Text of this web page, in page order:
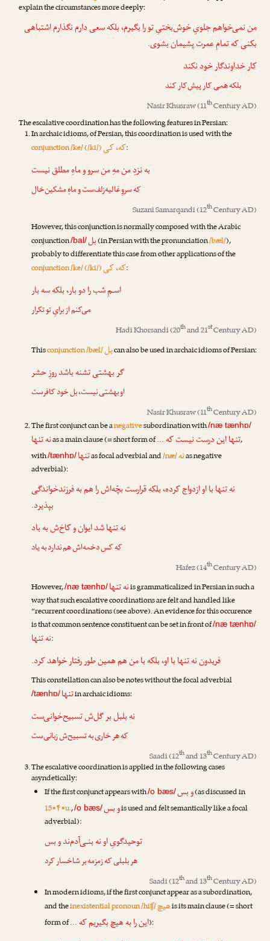
explain the circumstances more deeply:
من نمی‌خواهم جلویِ خوش‌بختیِ تو را بگیرم، بلکهسعی دارم نگذارم اشتباهی
بکنی که تمامِ عمرت پشیمان بشوی.
کار خداوندگار خود نکند
بلکههمی کار پیش‌کار کند
Nasir Khusraw(11thCentury AD)
The escalative coordination has the following features in Persian:
In archaic idioms, of Persian, this coordination is used with the
conjunction /ke/ (/ki/)که، کی:
به نزدِ من مهِ من سرو و ماهِ مطلق نیست
کهسروِ غالیه‌زلف‌ست و ماهِ مشکین‌خال
Suzani Samarqandi(12thCentury AD)
However, this conjunction is normally composed with the Arabic
conjunction/bal/بل(in Persian with the pronunciation/bæl/),
probably to differentiate this case from other applications of the
conjunction /ke/ (/ki/)که، کی:
اسـمِ شب را دو بار،بلکهسه بار
می‌کنم از برایِ تو تکرار
Hadi Khorsandi(20thand 21stCentury AD)
Thisconjunction /bæl/بلcan also be used in archaic idioms of Persian:
گر بهشتی تشنه باشد روزِ حشر
او بهشتی نیست،بلخود کافرست
Nasir Khusraw(11thCentury AD)
The first conjunct can be anegativesubordination with/næ tænhɒ/
نه تنهاas a main clause (= short form ofتنها این درست نیست که …,
with/tænhɒ/تنهاas focal adverbial and/næ/نهas negative
adverbial):
نه تنهابا او ازدواج کرده،بلکهقرارست بچّه‌اش را هم به فرزندخواندگی
بپذیرد.
نه تنهاشد ایوان و کاخ‌ش به باد
کهکس دخمه‌اش هم ندارد به یاد
Hafez(14thCentury AD)
However,/næ tænhɒ/نه تنهاis grammaticalized in Persian in such a
way that such escalative coordinations are felt and handled like
“recurrent coordinations (see above). An evidence for this occurence
is that common sentence constituent can be set in front of/næ tænhɒ/
نه تنها:
فریدوننه تنهابا او،بلکهبا من هم همین طور رفتار خواهد کرد.
This constellation can also be notes without the focal adverbial
/tænhɒ/تنهاin archaic idioms:
نهبلبل بر گل‌ش تسبیح‌خوانی‌ست
کههر خاری به تسبیح‌ش زبانی‌ست
Saadi(12thand 13thCentury AD)
The escalative coordination is applied in the following cases
asyndetically:
If the first conjunct appears with/o bæs/و بس(as discussed in
15•۴•u.,/o bæs/و بسis used and felt semantically like a focal
adverbial):
توحیدگویِ او نه بنـی‌آدم‌ندو بس
هر بلبلی که زمزمه بر شاخسار کرد
Saadi(12thand 13thCentury AD)
In modern idioms, if the first conjunct appear as a subordination,
and theinexistential pronoun /hiʧ/هیچis its main clause (= short
form ofاین را به هیچ بگیریم که …):